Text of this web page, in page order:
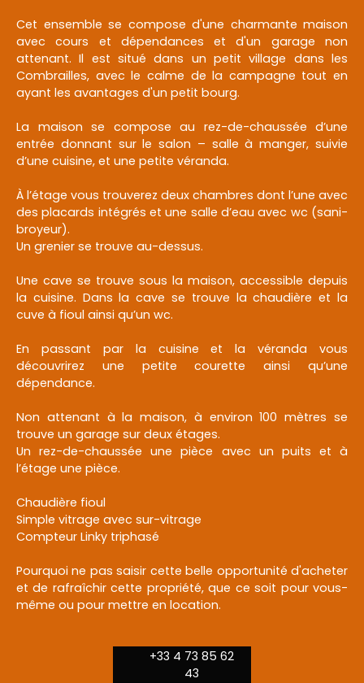
Cet ensemble se compose d'une charmante maison
avec cours et dépendances et d'un garage non
attenant. Il est situé dans un petit village dans les
Combrailles, avec le calme de la campagne tout en
ayant les avantages d'un petit bourg.
La maison se compose au rez-de-chaussée d’une
entrée donnant sur le salon – salle à manger, suivie
d’une cuisine, et une petite véranda.
À l’étage vous trouverez deux chambres dont l’une avec
des placards intégrés et une salle d’eau avec wc (sani-
broyeur).
Un grenier se trouve au-dessus.
Une cave se trouve sous la maison, accessible depuis
la cuisine. Dans la cave se trouve la chaudière et la
cuve à fioul ainsi qu’un wc.
En passant par la cuisine et la véranda vous
découvrirez une petite courette ainsi qu’une
dépendance.
Non attenant à la maison, à environ 100 mètres se
trouve un garage sur deux étages.
Un rez-de-chaussée une pièce avec un puits et à
l’étage une pièce.
Chaudière fioul
Simple vitrage avec sur-vitrage
Compteur Linky triphasé
Pourquoi ne pas saisir cette belle opportunité d'acheter
et de rafraîchir cette propriété, que ce soit pour vous-
même ou pour mettre en location.
+33 4 73 85 62
43